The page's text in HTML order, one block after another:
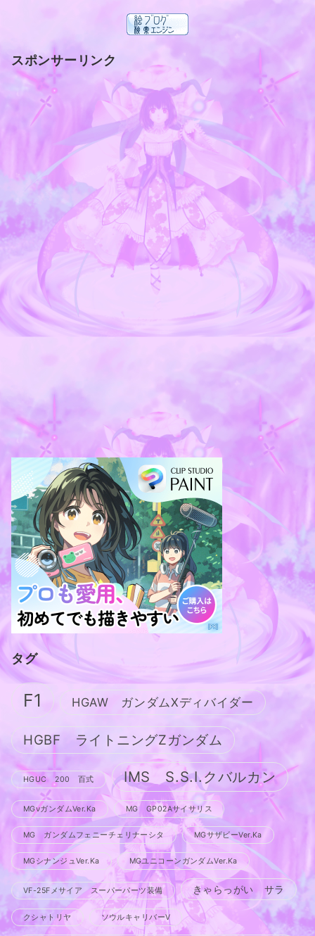
スポンサーリンク
タグ
F1 HGAW ガンダムXディバイダー
HGBF ライトニングZガンダム
HGUC 200 百式 IMS S.S.I.クバルカン
MGνガンダムVer.Ka MG GP02Aサイサリス
MG ガンダムフェニーチェリナーシタ MGサザビーVer.Ka
MGシナンジュVer.Ka MGユニコーンガンダムVer.Ka
VF-25Fメサイア スーパーパーツ装備 きゃらっがい サラ
クシャトリヤ ソウルキャリバーV